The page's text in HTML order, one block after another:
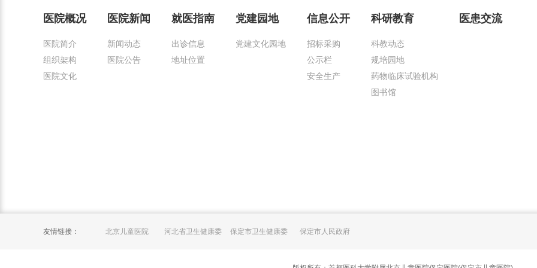
医院概况
医院简介
组织架构
医院文化
医院新闻
新闻动态
医院公告
就医指南
出诊信息
地址位置
党建园地
党建文化园地
信息公开
招标采购
公示栏
安全生产
科研教育
科教动态
规培园地
药物临床试验机构
图书馆
医患交流
友情链接： 北京儿童医院 河北省卫生健康委 保定市卫生健康委 保定市人民政府